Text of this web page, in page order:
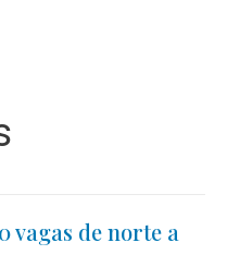
vagas de norte a